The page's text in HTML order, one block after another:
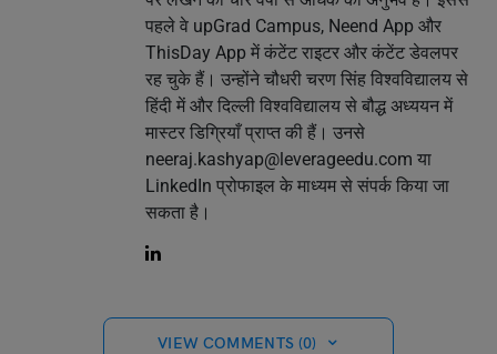
पहले वे upGrad Campus, Neend App और
ThisDay App में कंटेंट राइटर और कंटेंट डेवलपर
रह चुके हैं। उन्होंने चौधरी चरण सिंह विश्वविद्यालय से
हिंदी में और दिल्ली विश्वविद्यालय से बौद्ध अध्ययन में
मास्टर डिग्रियाँ प्राप्त की हैं। उनसे
neeraj.kashyap@leverageedu.com या
LinkedIn प्रोफाइल के माध्यम से संपर्क किया जा
सकता है।
VIEW COMMENTS (0)